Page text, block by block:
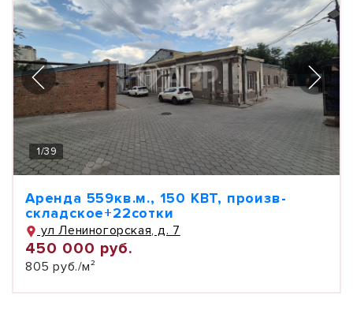
1/39
Аренда 559кв.м., 150 КВТ, произв-
складское+22сотки
ул Лениногорская, д. 7
450 000 руб.
805 руб./м²